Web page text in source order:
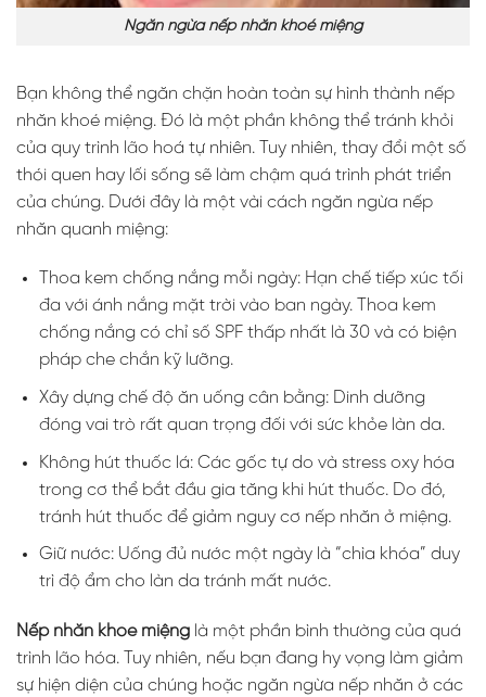
Ngăn ngừa nếp nhăn khoé miệng
Bạn không thể ngăn chặn hoàn toàn sự hình thành nếp
nhăn khoé miệng. Đó là một phần không thể tránh khỏi
của quy trình lão hoá tự nhiên. Tuy nhiên, thay đổi một số
thói quen hay lối sống sẽ làm chậm quá trình phát triển
của chúng. Dưới đây là một vài cách ngăn ngừa nếp
nhăn quanh miệng:
Thoa kem chống nắng mỗi ngày: Hạn chế tiếp xúc tối
đa với ánh nắng mặt trời vào ban ngày. Thoa kem
chống nắng có chỉ số SPF thấp nhất là 30 và có biện
pháp che chắn kỹ lưỡng.
Xây dựng chế độ ăn uống cân bằng: Dinh dưỡng
đóng vai trò rất quan trọng đối với sức khỏe làn da.
Không hút thuốc lá: Các gốc tự do và stress oxy hóa
trong cơ thể bắt đầu gia tăng khi hút thuốc. Do đó,
tránh hút thuốc để giảm nguy cơ nếp nhăn ở miệng.
Giữ nước: Uống đủ nước một ngày là “chìa khóa” duy
trì độ ẩm cho làn da tránh mất nước.
Nếp nhăn khóe miệng là một phần bình thường của quá
trình lão hóa. Tuy nhiên, nếu bạn đang hy vọng làm giảm
sự hiện diện của chúng hoặc ngăn ngừa nếp nhăn ở các